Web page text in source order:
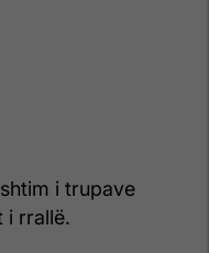
i trupave
i rrallë.